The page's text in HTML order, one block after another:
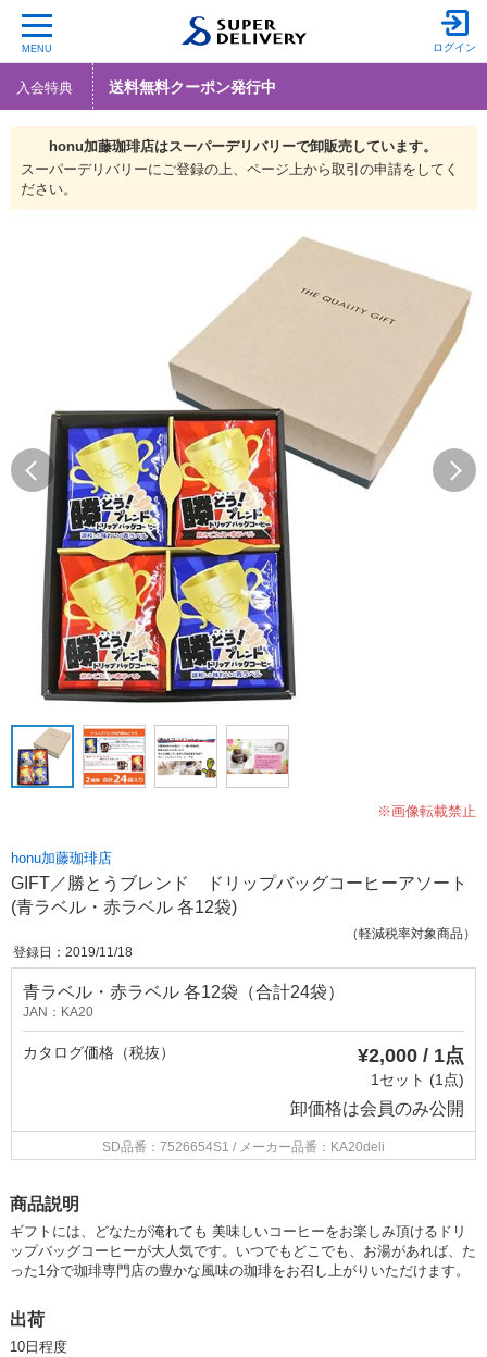
MENU ログイン
入会特典 送料無料クーポン発行中
honu加藤珈琲店はスーパーデリバリーで卸販売しています。
スーパーデリバリーにご登録の上、ページ上から取引の申請をしてく
ださい。
※画像転載禁止
honu加藤珈琲店
GIFT／勝とうブレンド ドリップバッグコーヒーアソート
(青ラベル・赤ラベル 各12袋)
（軽減税率対象商品）
登録日：2019/11/18
青ラベル・赤ラベル 各12袋（合計24袋）
JAN：KA20
カタログ価格（税抜） ¥2,000 / 1点
1セット (1点)
卸価格は会員のみ公開
SD品番：7526654S1 / メーカー品番：KA20deli
商品説明
ギフトには、どなたが淹れても 美味しいコーヒーをお楽しみ頂けるドリ
ップバッグコーヒーが大人気です。いつでもどこでも、お湯があれば、た
った1分で珈琲専門店の豊かな風味の珈琲をお召し上がりいただけます。
出荷
10日程度